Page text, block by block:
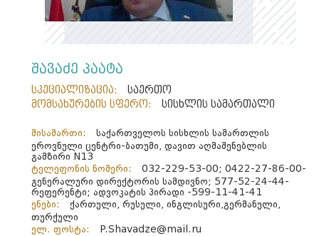
შავაძე პაატა
სპეციალიზაცია:
საერთო
მომსახურების სფერო:
სისხლის სამართალი
მისამართი:
საქართველოს სისხლის სამართლის
ეროვნული ცენტრი-ბათუმი, დავით აღმაშენებლის
გამზირი N13
ტელეფონის ნომერი:
032-229-53-00; 0422-27-86-00-
გენერალური დირექტორის სამდივნო; 577-52-24-44-
რეფერენტი; ადვოკატის პირადი -599-11-41-41
ენები:
ქართული, რუსული, ინგლისური,გერმანული,
თურქული
ელ. ფოსტა:
P.Shavadze@mail.ru